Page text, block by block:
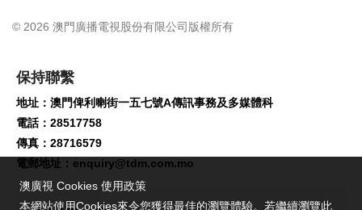
© 2026 澳門廣播電視股份有限公司版權所有
保持聯繫
地址：澳門俾利喇街一五七號A傳訊事務及多媒體科
電話：28517758
傳真：28716579
電郵地址： enquiry@tdm.com.mo
澳廣視 Cookies 使用政策
本網站使用Cookies來令您獲得最佳的瀏覽體驗。若繼續瀏覽此